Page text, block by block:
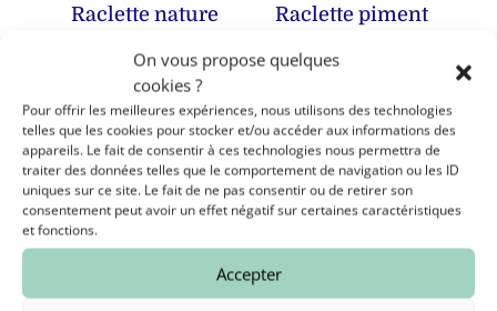
On vous propose quelques
cookies ?
Pour offrir les meilleures expériences, nous utilisons des technologies
telles que les cookies pour stocker et/ou accéder aux informations des
appareils. Le fait de consentir à ces technologies nous permettra de
traiter des données telles que le comportement de navigation ou les ID
uniques sur ce site. Le fait de ne pas consentir ou de retirer son
consentement peut avoir un effet négatif sur certaines caractéristiques
et fonctions.
Accepter
Raclette nature
6,70
Raclette piment